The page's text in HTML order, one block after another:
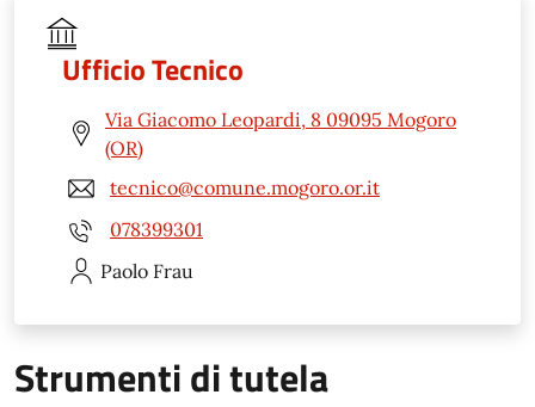
Ufficio Tecnico
Via Giacomo Leopardi, 8 09095 Mogoro
(OR)
tecnico@comune.mogoro.or.it
078399301
Paolo Frau
Strumenti di tutela